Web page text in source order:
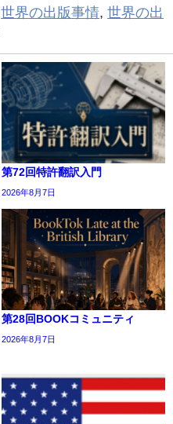
世界の出版事情, 世界の出
第72回特許翻訳入門
2026年8月7日
第28回BOOKコミュニティ
2026年8月7日